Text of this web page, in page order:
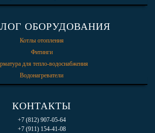
ОБОРУДОВАНИЯ
Котлы отопления
Фитинги
для тепло-водоснабжения
Водонагреватели
КОНТАКТЫ
+7 (812) 907-05-64
+7 (911) 154-41-08